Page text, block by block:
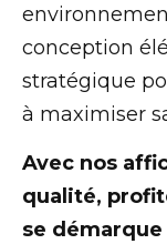
conception
stratégique
à maximiser
Avec nos
qualité,
se